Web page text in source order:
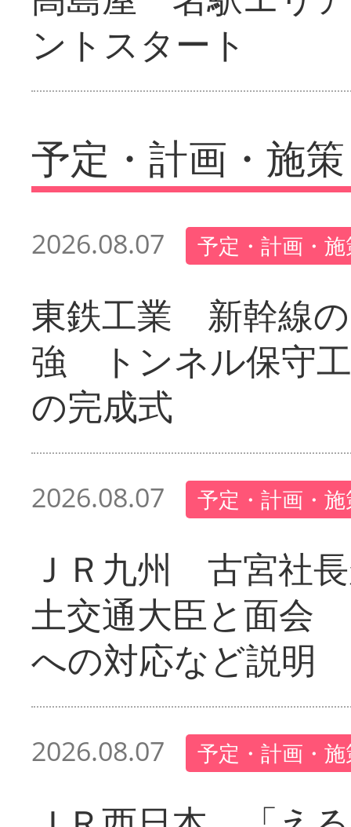
ントスタート
予定・計画・施策
2026.08.07 予定・計画・
東鉄工業 新幹線
強 トンネル保守
の完成式
2026.08.07 予定・計画・
ＪＲ九州 古宮社
土交通大臣と面会
への対応など説明
2026.08.07 予定・計画・